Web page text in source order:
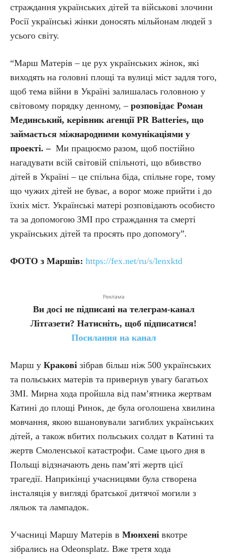
страждання українських дітей та військові злочини
Росії українські жінки доносять мільйонам людей з
усього світу.
“Марш Матерів – це рух українських жінок, які
виходять на головні площі та вулиці міст задля того,
щоб тема війни в Україні залишалась головною у
світовому порядку денному, – розповідає Роман
Мединський, керівник агенції PR Batteries, що
займається міжнародними комунікаціями у
проекті. –Ми працюємо разом, щоб постійно
нагадувати всій світовій спільноті, що вбивство
дітей в Україні – це спільна біда, спільне горе, тому
що чужих дітей не буває, а ворог може прийти і до
їхніх міст. Українські матері розповідають особисто
та за допомогою ЗМІ про страждання та смерті
українських дітей та просять про допомогу”.
ФОТО з Маршів: https://fex.net/ru/s/lenxktd
Реклама
Ви досі не підписані на телеграм-канал
Літгазети? Натисніть, щоб підписатися!
Посилання на канал
Марш у Кракові зібрав більш ніж 500 українських
та польських матерів та привернув увагу багатьох
ЗМІ. Мирна хода пройшла від пам’ятника жертвам
Катині до площі Ринок, де була оголошена хвилина
мовчання, якою вшановували загиблих українських
дітей, а також вбитих польських солдат в Катині та
жертв Смоленської катастрофи. Саме цього дня в
Польщі відзначають день пам’яті жертв цієї
трагедії. Наприкінці учасницями була створена
інсталяція у вигляді братської дитячої могили з
ляльок та лампадок.
Учасниці Маршу Матерів в Мюнхені вкотре
зібрались на Odeonsplatz. Вже третя хода